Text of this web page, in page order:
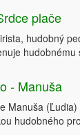
plače
hudobný
- Manuša
Manuša
hudobného